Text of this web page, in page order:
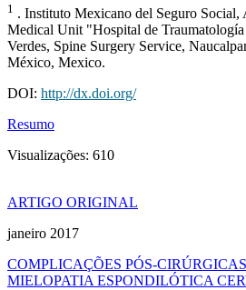
1 . Instituto Mexicano del Seguro Social,
Medical Unit "Hospital de
Verdes, Spine Surgery Service,
México, Mexico.
DOI: http://dx.doi.org/
Resumo
Visualizações: 610
ARTIGO ORIGINAL
janeiro 2017
COMPLICAÇÕES PÓS-
MIELOPATIA ESPONDILÓTICA